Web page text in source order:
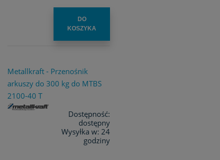
DO
KOSZYKA
Metallkraft - Przenośnik
arkuszy do 300 kg do MTBS
2100-40 T
Dostępność:
dostępny
Wysyłka w: 24
godziny